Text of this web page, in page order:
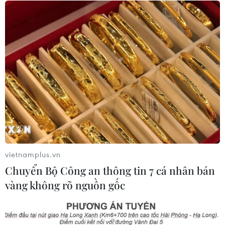
hóa phát triển
09/08/2026 05:26
Ca sỹ Phùng Khánh Linh và hành
trình từ cô đơn đến 'Giữa một vạn
người'
09/08/2026 01:42
Bền bỉ gìn giữ giá trị văn hóa đã được
vun đắp qua hàng trăm năm
09/08/2026 01:23
Thánh đường Emir Abdelkader -
biểu tượng của kiến trúc, văn hóa và
vietnamplus.vn
Chuyển Bộ Công an thông tin 7 cá nhân bán
vàng không rõ nguồn gốc